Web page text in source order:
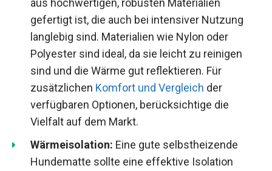
aus hochwertigen, robusten Materialien
gefertigt ist, die auch bei intensiver Nutzung
langlebig sind. Materialien wie Nylon oder
Polyester sind ideal, da sie leicht zu reinigen
sind und die Wärme gut reflektieren. Für
zusätzlichen Komfort und Vergleich der
verfügbaren Optionen, berücksichtige die
Vielfalt auf dem Markt.
Wärmeisolation: Eine gute selbstheizende
Hundematte sollte eine effektive Isolation